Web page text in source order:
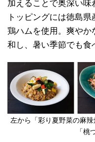
加えることで奥深い味
トッピングには徳島
鶏ハムを使用。爽やか
和し、暑い季節でも食
左から「彩り夏野菜の麻
「桃